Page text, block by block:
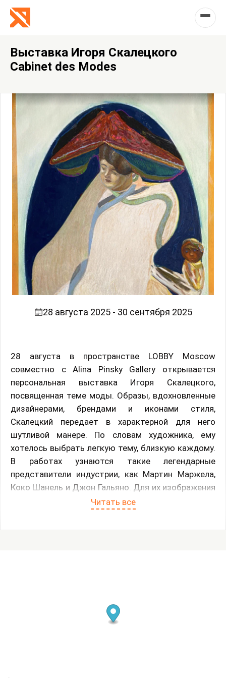
Выставка Игоря Скалецкого
Cabinet des Modes
28 августа 2025 - 30 сентября 2025
28 августа в пространстве LOBBY Moscow
совместно с Alina Pinsky Gallery открывается
персональная выставка Игоря Скалецкого,
посвященная теме моды. Образы, вдохновленные
дизайнерами, брендами и иконами стиля,
Скалецкий передает в характерной для него
шутливой манере. По словам художника, ему
хотелось выбрать легкую тему, близкую каждому.
В работах узнаются такие легендарные
представители индустрии, как Мартин Маржела,
Коко Шанель и Джон Гальяно. Для их изображения
автор выбрал форму медальонов, отсылающую к
прекрасной поре, прекрасной, как уходящее лето».
Читать все